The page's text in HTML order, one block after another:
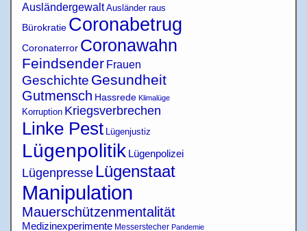
Ausländergewalt Ausländer raus
Bürokratie Coronabetrug
Coronaterror Coronawahn
Feindsender Frauen
Geschichte Gesundheit
Gutmensch Hassrede Klimalüge
Korruption Kriegsverbrechen
Linke Pest Lügenjustiz
Lügenpolitik Lügenpolizei
Lügenpresse Lügenstaat
Manipulation
Mauerschützenmentalität
Medizinexperimente Messerstecher Pandemie